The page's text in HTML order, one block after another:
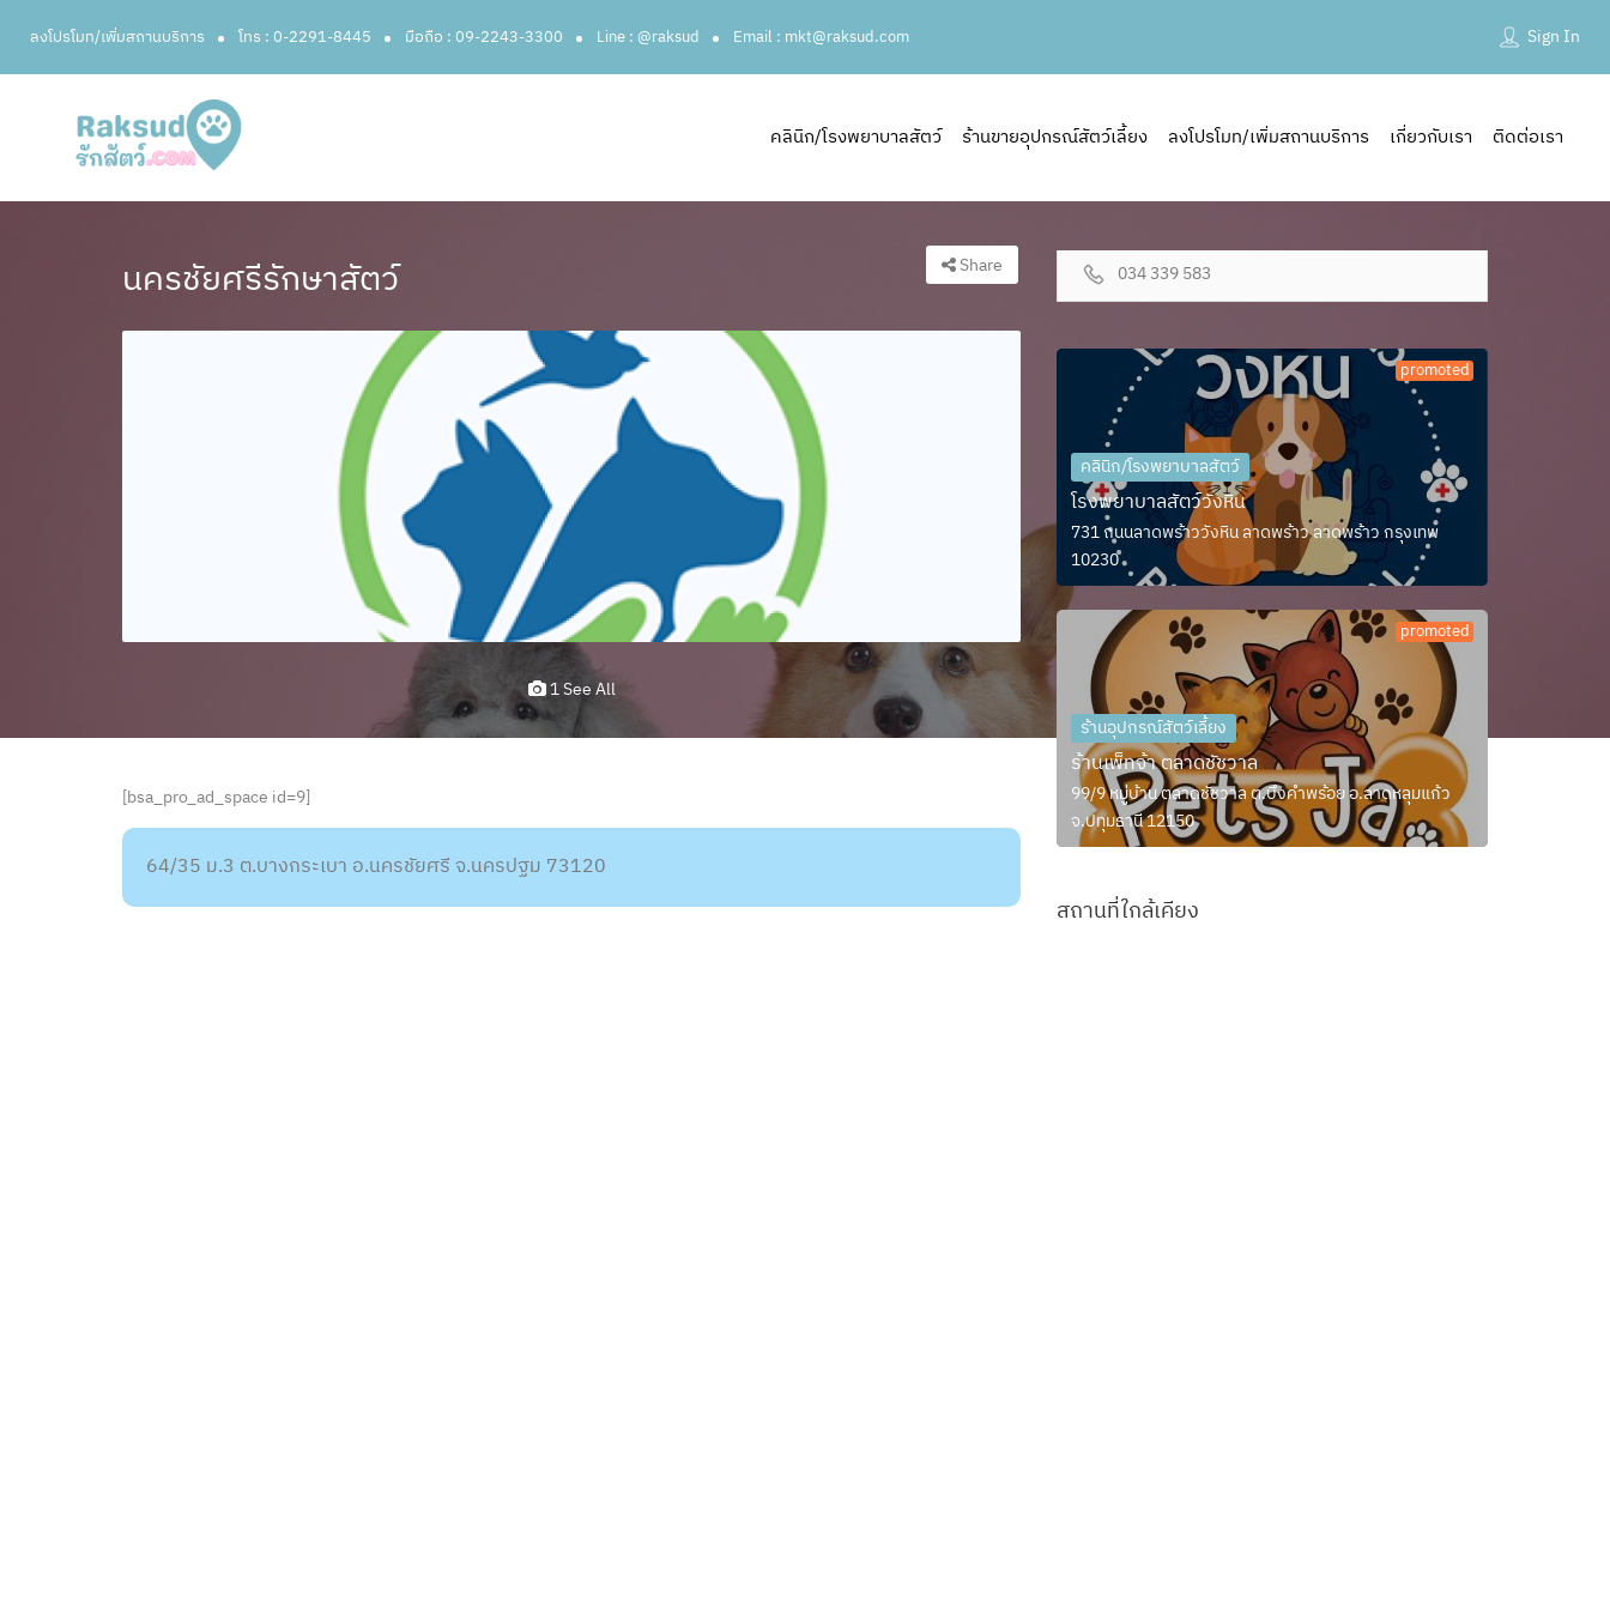
ลงโปรโมท/เพิ่มสถานบริการ โทร : 0-2291-8445 มือถือ : 09-2243-3300 Line : @raksud Email : mkt@raksud.com Sign In
คลินิก/โรงพยาบาลสัตว์ ร้านขายอุปกรณ์สัตว์เลี้ยง ลงโปรโมท/เพิ่มสถานบริการ เกี่ยวกับเรา ติดต่อเรา
นครชัยศรีรักษาสัตว์ Share
1 See All
[bsa_pro_ad_space id=9]
64/35 ม.3 ต.บางกระเบา อ.นครชัยศรี จ.นครปฐม 73120
034 339 583
promoted
คลินิก/โรงพยาบาลสัตว์
โรงพยาบาลสัตว์วังหิน
731 ถนนลาดพร้าววังหิน ลาดพร้าว ลาดพร้าว กรุงเทพ
10230
promoted
ร้านอุปกรณ์สัตว์เลี้ยง
ร้านเพ็ทจ้า ตลาดชัชวาล
99/9 หมู่บ้าน ตลาดชัชวาล ต.บึงคำพร้อย อ.ลาดหลุมแก้ว
จ.ปทุมธานี 12150
สถานที่ใกล้เคียง